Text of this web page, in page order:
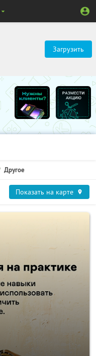
Загрузить
Другое
Показать на карте